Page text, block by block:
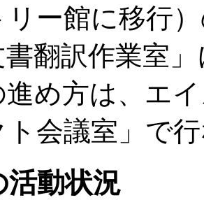
リー館に移行
書翻訳作業室
進め方は、エ
ト会議室」で
活動状況